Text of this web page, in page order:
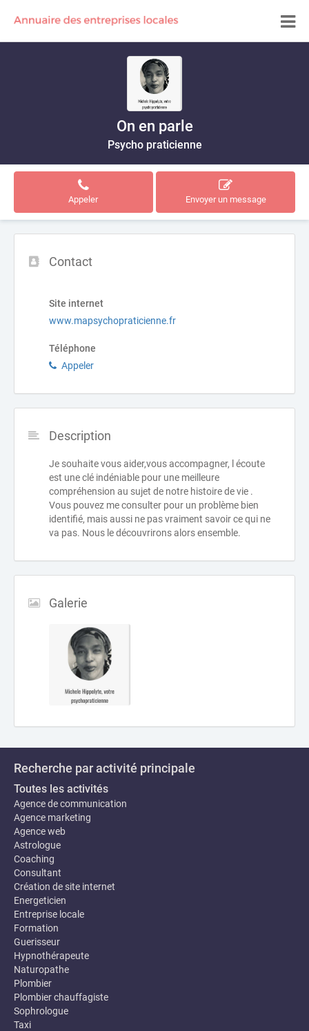
On en parle
Psycho praticienne
Appeler Envoyer un message
Contact
Site internet
www.mapsychopraticienne.fr
Téléphone
Appeler
Description
Je souhaite vous aider,vous accompagner, l écoute
est une clé indéniable pour une meilleure
compréhension au sujet de notre histoire de vie .
Vous pouvez me consulter pour un problème bien
identifié, mais aussi ne pas vraiment savoir ce qui ne
va pas. Nous le découvrirons alors ensemble.
Galerie
Recherche par activité principale
Toutes les activités
Agence de communication
Agence marketing
Agence web
Astrologue
Coaching
Consultant
Création de site internet
Energeticien
Entreprise locale
Formation
Guerisseur
Hypnothérapeute
Naturopathe
Plombier
Plombier chauffagiste
Sophrologue
Taxi